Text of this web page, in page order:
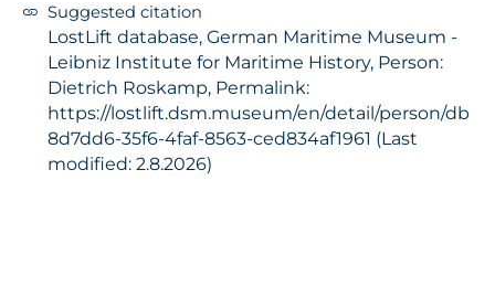
Suggested citation
LostLift database, German Maritime Museum -
Leibniz Institute for Maritime History, Person:
Dietrich Roskamp, Permalink:
https://lostlift.dsm.museum/en/detail/person/db
8d7dd6-35f6-4faf-8563-ced834af1961 (Last
modified: 2.8.2026)